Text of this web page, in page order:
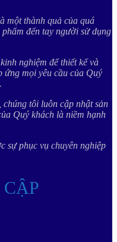
một thành quả của quá
đến tay người sử dụng
nghiệm để thiết kế và
ứng mọi yêu cầu của Quý
tôi luôn cập nhật sản
Quý khách là niềm hạnh
sự phục vụ chuyên nghiệp